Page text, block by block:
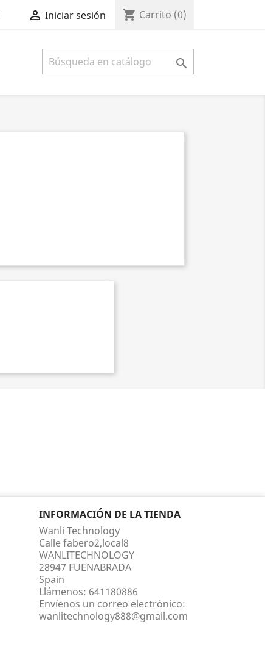
 Iniciar sesión shopping_cart Carrito (0)

INFORMACIÓN DE LA TIENDA
Wanli Technology
Calle fabero2,local8
WANLITECHNOLOGY
28947 FUENABRADA
Spain
Llámenos: 641180886
Envíenos un correo electrónico:
wanlitechnology888@gmail.com